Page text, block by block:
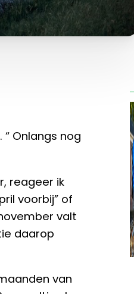
Onlangs nog
reageer ik
voorbij” of
valt
daarop
van